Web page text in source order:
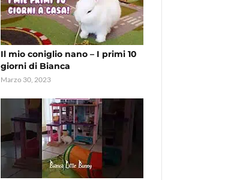
Il mio coniglio nano – I primi 10
giorni di Bianca
Marzo 30, 2023